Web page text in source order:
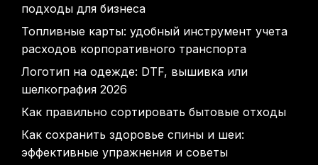
подходы для бизнеса
Топливные карты: удобный инструмент учета
расходов корпоративного транспорта
Логотип на одежде: DTF, вышивка или
шелкография 2026
Как правильно сортировать бытовые отходы
Как сохранить здоровье спины и шеи:
эффективные упражнения и советы